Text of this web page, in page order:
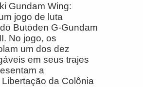
Gundam Wing:
jogo de luta
Butōden G-Gundam
No jogo, os
um dos dez
em seus trajes
a
da Colônia